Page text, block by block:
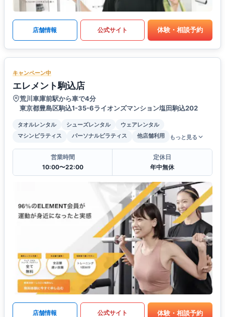
店舗情報 公式サイト 体験・相談予約
キャンペーン中
エレメント駒込店
荒川車庫前駅から車で4分
東京都豊島区駒込1-35-6ライオンズマンション塩田駒込202
タオルレンタル シューズレンタル
ウェアレンタル
マシンピラティス
パーソナルピラティス 他店舗利用 もっと見る
営業時間
10:00〜22:00
定休日
年中無休
店舗情報 公式サイト 体験・相談予約